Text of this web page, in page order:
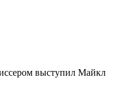
выступил Майкл